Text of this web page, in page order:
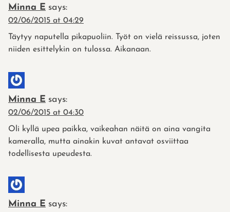
Minna E says:
02/06/2015 at 04:29
Täytyy naputella pikapuoliin. Työt on vielä reissussa, joten
niiden esittelykin on tulossa. Aikanaan.
Minna E says:
02/06/2015 at 04:30
Oli kyllä upea paikka, vaikeahan näitä on aina vangita
kameralla, mutta ainakin kuvat antavat osviittaa
todellisesta upeudesta.
Minna E says: